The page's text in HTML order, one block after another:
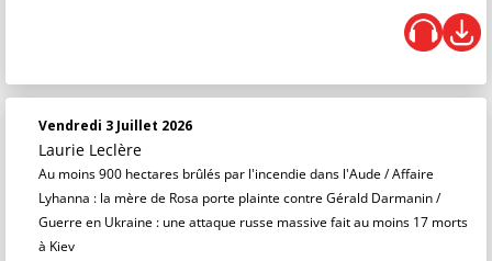
Vendredi 3 Juillet 2026
Laurie Leclère
Au moins 900 hectares brûlés par l'incendie dans l'Aude / Affaire
Lyhanna : la mère de Rosa porte plainte contre Gérald Darmanin /
Guerre en Ukraine : une attaque russe massive fait au moins 17 morts
à Kiev